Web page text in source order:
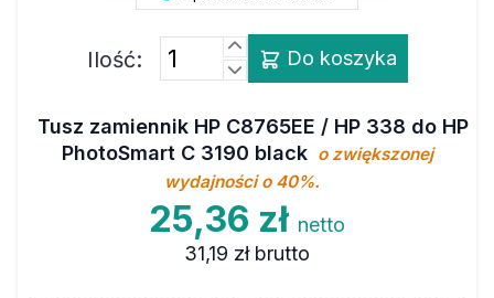
Ilość: Do koszyka
Tusz zamiennik HP C8765EE / HP 338 do HP
PhotoSmart C 3190 black
o zwiększonej
wydajności o 40%.
25,36 zł netto
31,19 zł brutto